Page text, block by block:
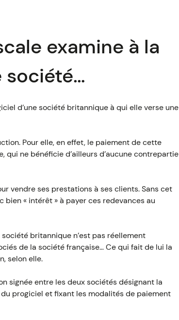
examine à la
société…
d’une société britannique à qui elle verse une
Pour elle, en effet, le paiement de cette
qui ne bénéficie d’ailleurs d’aucune contrepartie
vendre ses prestations à ses clients. Sans cet
bien « intérêt » à payer ces redevances au
britannique n’est pas réellement
de la société française… Ce qui fait de lui la
selon elle.
signée entre les deux sociétés désignant la
progiciel et fixant les modalités de paiement